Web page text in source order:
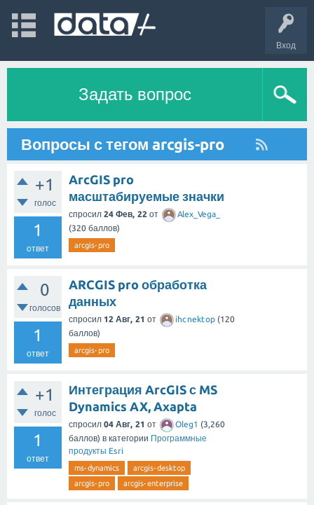
Вход
Задать вопрос
Вопросы с тегом arcgis-pro
+1
голос
1
ответ
ArcGIS pro
масштабируемые значки
спросил 24 Фев, 22 от
Alex_Vega_
(320 баллов)
arcgis-pro
0
голосов
1
ответ
ARCGIS pro обработка
данных
спросил 12 Авг, 21 от ihcnektop (120
баллов)
arcgis-pro
+1
голос
1
ответ
Интеграция ArcGIS с MS
Dynamics AX, Axapta
спросил 04 Авг, 21 от Oleg1 (3,260
баллов) в категории Программные
продукты Esri
ms-dynamics
arcgis-desktop
arcgis-pro
arcgis-enterprise